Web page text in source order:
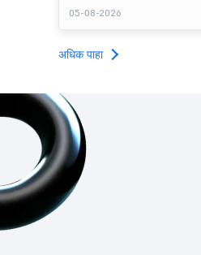
profitability. India’s upcoming
being repriced before it reaches
05-08-2026
अधिक पाहा